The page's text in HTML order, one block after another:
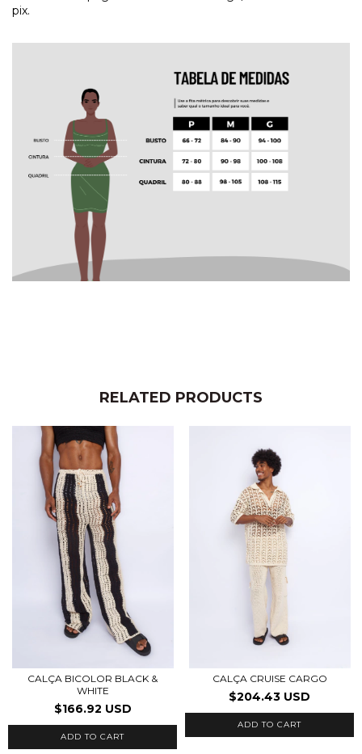
pix.
RELATED PRODUCTS
CALÇA BICOLOR BLACK &
WHITE
$166.92 USD
ADD TO CART
CALÇA CRUISE CARGO
$204.43 USD
ADD TO CART